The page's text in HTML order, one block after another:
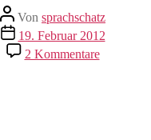
Beitragsautor
Von sprachschatz
Veröffentlichungsdatum
19. Februar 2012
2 Kommentarezu
Ich